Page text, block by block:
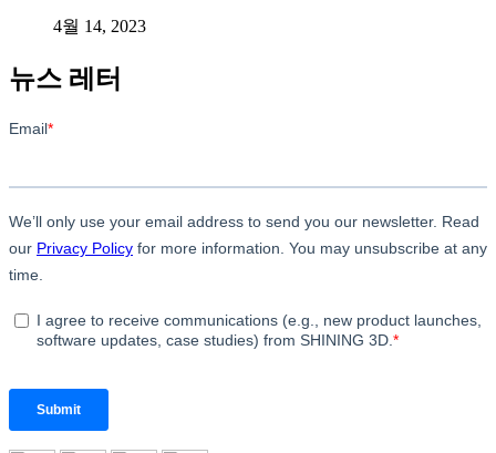
4월 14, 2023
뉴스 레터